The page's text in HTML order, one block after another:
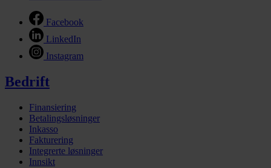
Facebook
LinkedIn
Instagram
Bedrift
Finansiering
Betalingsløsninger
Inkasso
Fakturering
Integrerte løsninger
Innsikt